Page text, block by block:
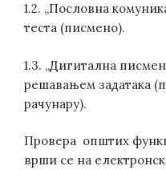
1.2. „Пословна
теста (писмено).
1.3. „Дигитална
решавањем задатака
рачунару).
Провера општих
врши се на